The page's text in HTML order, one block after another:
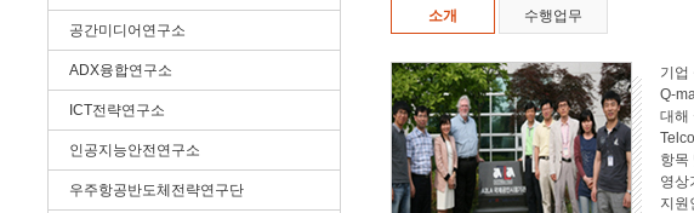
공간미디어연구소
ADX융합연구소
ICT전략연구소
인공지능안전연구소
우주항공반도체전략연구단
소개 수행업무
기업
Q-
대해
항목
영상
지원